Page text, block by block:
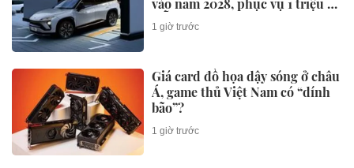
vào năm 2028, phục vụ 1 triệu xe
mỗi ngày chỉ với 3 phút
1 giờ trước
Giá card đồ họa dậy sóng ở châu
Á, game thủ Việt Nam có “dính
bão”?
1 giờ trước